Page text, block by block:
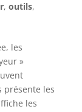
, outils,
les
»
présente les
les